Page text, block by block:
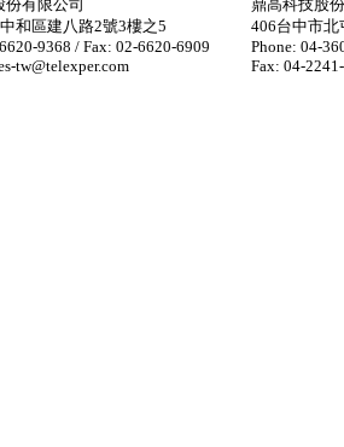
有限公司
和區建八路2號3樓之5
9368 / Fax: 02-6620-6909
tw@telexper.com
鼎高科技股
406台中市北
Phone: 04-
Fax: 04-